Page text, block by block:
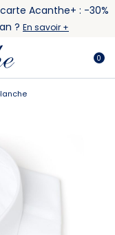
Acanthe+ : -30%
? En savoir +
0